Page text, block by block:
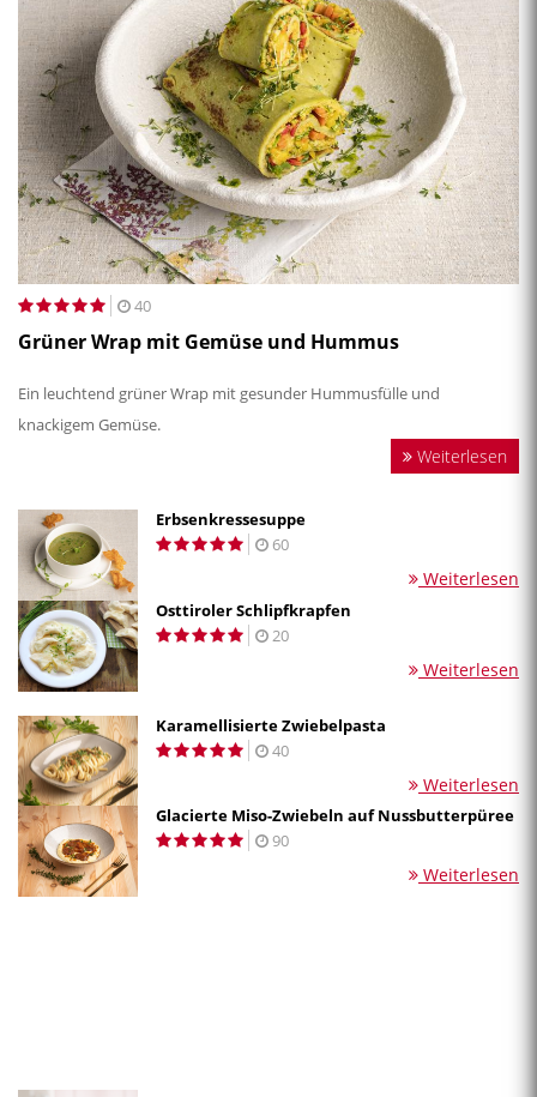
40
Grüner Wrap mit Gemüse und Hummus
Ein leuchtend grüner Wrap mit gesunder Hummusfülle und
knackigem Gemüse.
Weiterlesen
Erbsenkressesuppe
60
Weiterlesen
Osttiroler Schlipfkrapfen
20
Weiterlesen
Karamellisierte Zwiebelpasta
40
Weiterlesen
Glacierte Miso-Zwiebeln auf Nussbutterpüree
90
Weiterlesen